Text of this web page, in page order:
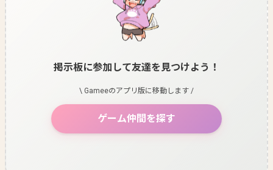
掲示板に参加して友達を見つけよう！
\ Gameeのアプリ版に移動します /
ゲーム仲間を探す